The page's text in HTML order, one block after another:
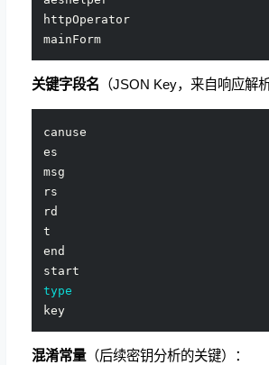
httpOperator
关键字段名 （JSON Key，来自响应解
canuse
es
msg
rs
rd
t
end
type
混淆常量（后续密钥分析的关键）：